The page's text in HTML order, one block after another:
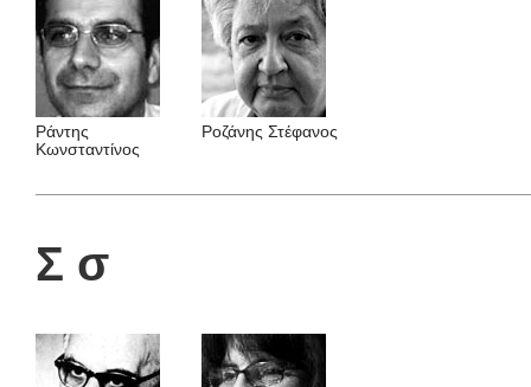
Ράντης
Κωνσταντίνος
Ροζάνης Στέφανος
Σ σ